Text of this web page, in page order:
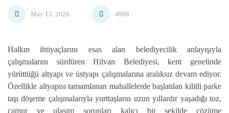
May 13, 2026 4998
Halkın ihtiyaçlarını esas alan belediyecilik anlayışıyla
çalışmalarını sürdüren Hilvan Belediyesi, kent genelinde
yürüttüğü altyapı ve üstyapı çalışmalarına aralıksız devam ediyor.
Özellikle altyapısı tamamlanan mahallelerde başlatılan kilitli parke
taşı döşeme çalışmalarıyla yurttaşların uzun yıllardır yaşadığı toz,
çamur ve ulaşım sorunları kalıcı bir şekilde çözüme